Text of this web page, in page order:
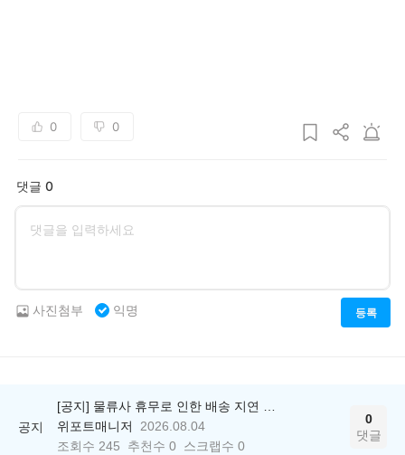
0 0
댓글 0
등록
사진첨부 익명
공지
[공지] 물류사 휴무로 인한 배송 지연 안내
위포트매니저
2026.08.04
조회수 245 추천수 0 스크랩수 0
0
댓글